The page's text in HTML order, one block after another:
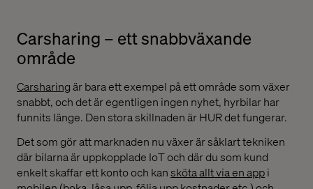
Carsharing – ett snabbväxande
område
Carsharingär bara ett exempel på ett område som växer
snabbt, och det är egentligen ingen nyhet, hyrbilar har
funnits länge. Den stora skillnaden är HUR det fungerar.
Det som gör att marknaden nu växer är såklart tekniken
där bilarna är uppkopplade IoT och där du som kund
enkelt skaffar ett konto och kansköta allt via en appi